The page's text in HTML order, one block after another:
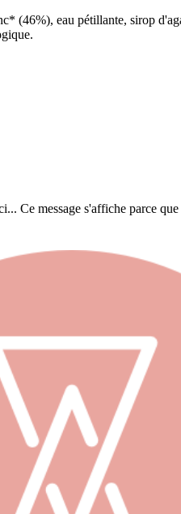
(46%), eau pétillante, sirop
Ce message s'affiche parce